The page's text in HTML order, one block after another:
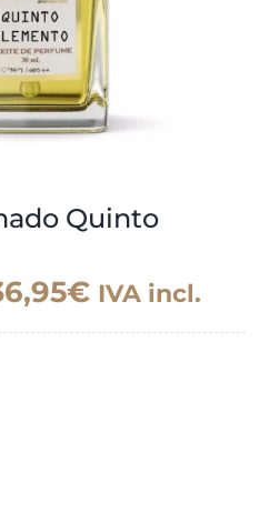
Quinto
€Rango
de
IVA incl.